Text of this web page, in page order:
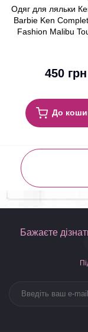
Одяг для ляльки
Barbie Ken
Fashion Malibu
450 грн
До
Бажаєте